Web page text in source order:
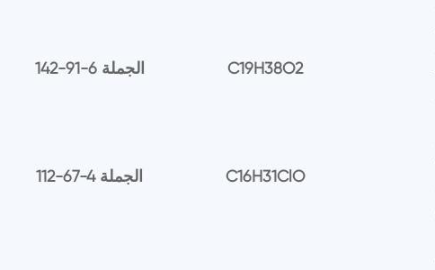
142-91-6 الجملة C19H38O2
112-67-4 الجملة C16H31ClO